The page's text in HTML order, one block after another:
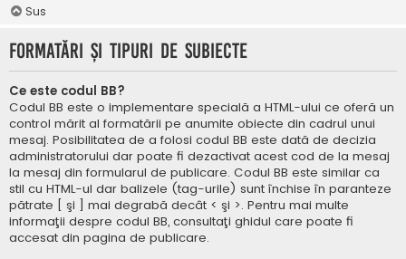
Sus
Formatări şi tipuri de subiecte
Ce este codul BB?
Codul BB este o implementare specială a HTML-ului ce oferă un
control mărit al formatării pe anumite obiecte din cadrul unui
mesaj. Posibilitatea de a folosi codul BB este dată de decizia
administratorului dar poate fi dezactivat acest cod de la mesaj
la mesaj din formularul de publicare. Codul BB este similar ca
stil cu HTML-ul dar balizele (tag-urile) sunt închise în paranteze
pătrate [ şi ] mai degrabă decât < şi >. Pentru mai multe
informaţii despre codul BB, consultaţi ghidul care poate fi
accesat din pagina de publicare.